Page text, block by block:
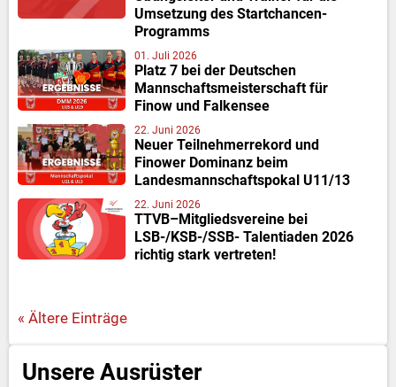
Umsetzung des Startchancen-
Programms
Platz 7 bei der Deutschen
Mannschaftsmeisterschaft für
Finow und Falkensee
01. Juli 2026
Neuer Teilnehmerrekord und
Finower Dominanz beim
Landesmannschaftspokal U11/13
22. Juni 2026
TTVB–Mitgliedsvereine bei
LSB-/KSB-/SSB- Talentiaden 2026
richtig stark vertreten!
22. Juni 2026
« Ältere Einträge
Unsere Ausrüster